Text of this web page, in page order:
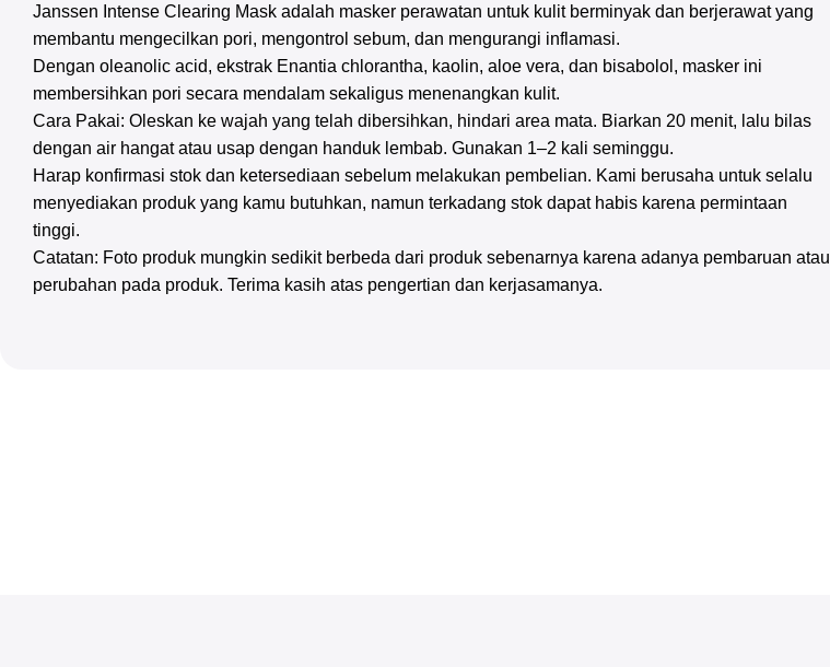
Janssen Intense Clearing Mask adalah masker perawatan untuk kulit berminyak dan berjerawat yang
membantu mengecilkan pori, mengontrol sebum, dan mengurangi inflamasi.
Dengan oleanolic acid, ekstrak Enantia chlorantha, kaolin, aloe vera, dan bisabolol, masker ini
membersihkan pori secara mendalam sekaligus menenangkan kulit.
Cara Pakai: Oleskan ke wajah yang telah dibersihkan, hindari area mata. Biarkan 20 menit, lalu bilas
dengan air hangat atau usap dengan handuk lembab. Gunakan 1–2 kali seminggu.
Harap konfirmasi stok dan ketersediaan sebelum melakukan pembelian. Kami berusaha untuk selalu
menyediakan produk yang kamu butuhkan, namun terkadang stok dapat habis karena permintaan
tinggi.
Catatan: Foto produk mungkin sedikit berbeda dari produk sebenarnya karena adanya pembaruan atau
perubahan pada produk. Terima kasih atas pengertian dan kerjasamanya.